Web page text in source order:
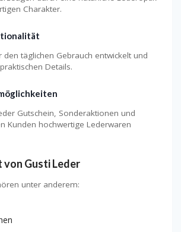
Charakter.
täglichen Gebrauch entwickelt und
Details.
Gutschein, Sonderaktionen und
Kunden hochwertige Lederwaren
von Gusti Leder
unter anderem: